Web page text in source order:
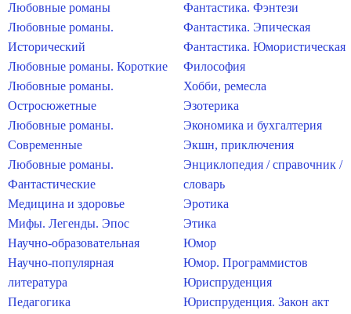
Любовные романы
Любовные романы.
Исторический
Любовные романы. Короткие
Любовные романы.
Остросюжетные
Любовные романы.
Современные
Любовные романы.
Фантастические
Медицина и здоровье
Мифы. Легенды. Эпос
Научно-образовательная
Научно-популярная
литература
Педагогика
Фантастика. Фэнтези
Фантастика. Эпическая
Фантастика. Юмористическая
Философия
Хобби, ремесла
Эзотерика
Экономика и бухгалтерия
Экшн, приключения
Энциклопедия / справочник /
словарь
Эротика
Этика
Юмор
Юмор. Программистов
Юриспруденция
Юриспруденция. Закон акт